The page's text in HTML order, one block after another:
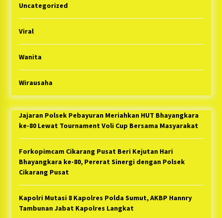
Uncategorized
Viral
Wanita
Wirausaha
Jajaran Polsek Pebayuran Meriahkan HUT Bhayangkara
ke-80 Lewat Tournament Voli Cup Bersama Masyarakat
Forkopimcam Cikarang Pusat Beri Kejutan Hari
Bhayangkara ke-80, Pererat Sinergi dengan Polsek
Cikarang Pusat
Kapolri Mutasi 8 Kapolres Polda Sumut, AKBP Hannry
Tambunan Jabat Kapolres Langkat